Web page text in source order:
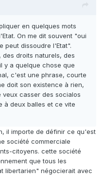
en quelques mots
On me dit souvent "oui
peut dissoudre l'Etat".
des droits naturels, des
y a quelque chose que
c'est une phrase, courte
doit son existence à rien,
veux casser des socialos
à deux balles et ce vite
il importe de définir ce qu'est
société commerciale
citoyens. cette société
que tous les
libertarien" négocierait avec